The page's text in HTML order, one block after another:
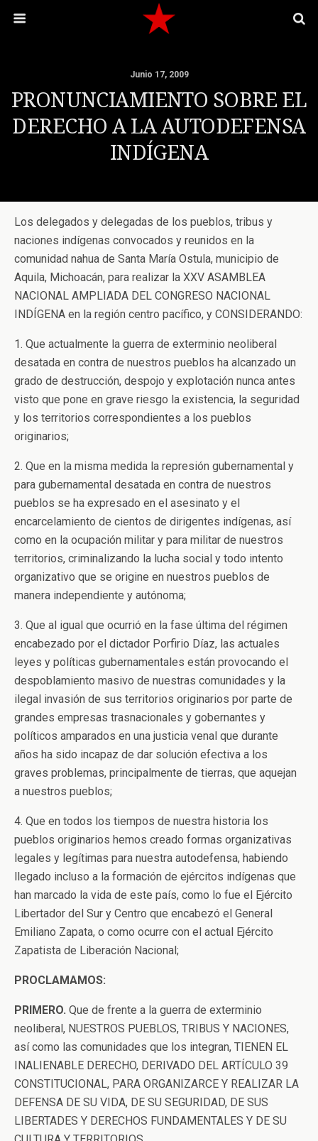
Junio 17, 2009
PRONUNCIAMIENTO SOBRE EL
DERECHO A LA AUTODEFENSA
INDÍGENA
Los delegados y delegadas de los pueblos, tribus y
naciones indígenas convocados y reunidos en la
comunidad nahua de Santa María Ostula, municipio de
Aquila, Michoacán, para realizar la XXV ASAMBLEA
NACIONAL AMPLIADA DEL CONGRESO NACIONAL
INDÍGENA en la región centro pacífico, y CONSIDERANDO:
1. Que actualmente la guerra de exterminio neoliberal
desatada en contra de nuestros pueblos ha alcanzado un
grado de destrucción, despojo y explotación nunca antes
visto que pone en grave riesgo la existencia, la seguridad
y los territorios correspondientes a los pueblos
originarios;
2. Que en la misma medida la represión gubernamental y
para gubernamental desatada en contra de nuestros
pueblos se ha expresado en el asesinato y el
encarcelamiento de cientos de dirigentes indígenas, así
como en la ocupación militar y para militar de nuestros
territorios, criminalizando la lucha social y todo intento
organizativo que se origine en nuestros pueblos de
manera independiente y autónoma;
3. Que al igual que ocurrió en la fase última del régimen
encabezado por el dictador Porfirio Díaz, las actuales
leyes y políticas gubernamentales están provocando el
despoblamiento masivo de nuestras comunidades y la
ilegal invasión de sus territorios originarios por parte de
grandes empresas trasnacionales y gobernantes y
políticos amparados en una justicia venal que durante
años ha sido incapaz de dar solución efectiva a los
graves problemas, principalmente de tierras, que aquejan
a nuestros pueblos;
4. Que en todos los tiempos de nuestra historia los
pueblos originarios hemos creado formas organizativas
legales y legítimas para nuestra autodefensa, habiendo
llegado incluso a la formación de ejércitos indígenas que
han marcado la vida de este país, como lo fue el Ejército
Libertador del Sur y Centro que encabezó el General
Emiliano Zapata, o como ocurre con el actual Ejército
Zapatista de Liberación Nacional;
PROCLAMAMOS:
PRIMERO. Que de frente a la guerra de exterminio
neoliberal, NUESTROS PUEBLOS, TRIBUS Y NACIONES,
así como las comunidades que los integran, TIENEN EL
INALIENABLE DERECHO, DERIVADO DEL ARTÍCULO 39
CONSTITUCIONAL, PARA ORGANIZARCE Y REALIZAR LA
DEFENSA DE SU VIDA, DE SU SEGURIDAD, DE SUS
LIBERTADES Y DERECHOS FUNDAMENTALES Y DE SU